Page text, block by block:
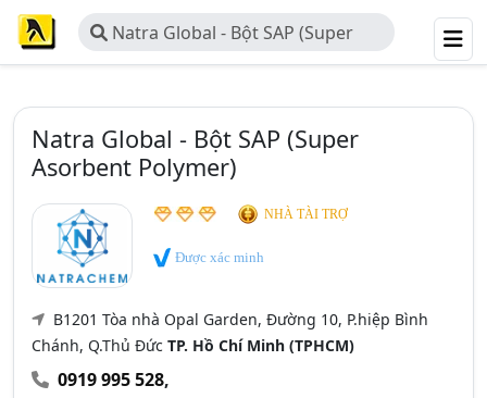
Natra Global - Bột SAP (Super
Asorbent Polymer)
Natra Global - Bột SAP (Super
Asorbent Polymer)
NHÀ TÀI TRỢ
Được xác minh
B1201 Tòa nhà Opal Garden, Đường 10, P.hiệp Bình
Chánh, Q.Thủ Đức TP. Hồ Chí Minh (TPHCM)
0919 995 528,